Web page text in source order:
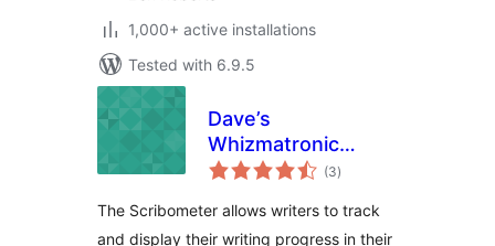
1,000+ active installations
Tested with 6.9.5
Dave’s
Whizmatronic
Widgulating
Scribometer
(3total
ratings
)
The Scribometer allows writers to track
and display their writing progress in their